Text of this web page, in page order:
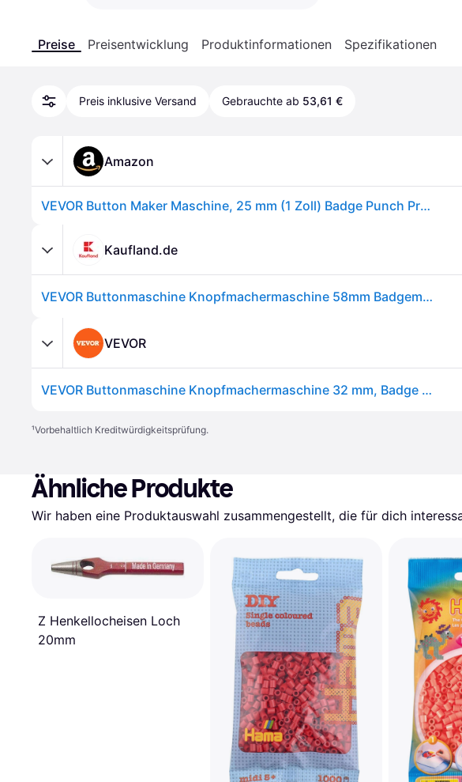
Preise Preisentwicklung Produktinformationen Spezifikationen
Preis inklusive Versand Gebrauchte ab 53,61 €
Amazon
VEVOR Button Maker Maschine, 25 mm (1 Zoll) Badge Punch Press Kit, Kinder DIY Geschenke Pin Maker, Herstellung Zubehör Mit 500 STK. Teile & Kreisschneider & Zauberbuch
Kaufland.de
VEVOR Buttonmaschine Knopfmachermaschine 58mm Badgemaker 500 Stk. Badge Press
VEVOR
VEVOR Buttonmaschine Knopfmachermaschine 32 mm, Badge Punch Press 500 Stk. Blechdeckel, DIY Badge Press Machine Button Badge Maker für Personalisiertes Abzeichen inkl. Zauberbuch &amp; Kreisschneider
¹Vorbehaltlich Kreditwürdigkeitsprüfung.
Ähnliche Produkte
Wir haben eine Produktauswahl zusammengestellt, die für dich
Z Henkellocheisen Loch
20mm